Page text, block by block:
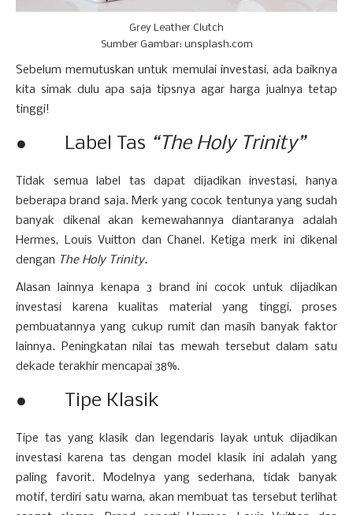
Grey Leather Clutch
Sumber Gambar: unsplash.com
Sebelum memutuskan untuk memulai investasi, ada baiknya
kita simak dulu apa saja tipsnya agar harga jualnya tetap
tinggi!
● Label Tas “The Holy Trinity”
Tidak semua label tas dapat dijadikan investasi, hanya
beberapa brand saja. Merk yang cocok tentunya yang sudah
banyak dikenal akan kemewahannya diantaranya adalah
Hermes, Louis Vuitton dan Chanel. Ketiga merk ini dikenal
dengan The Holy Trinity.
Alasan lainnya kenapa 3 brand ini cocok untuk dijadikan
investasi karena kualitas material yang tinggi, proses
pembuatannya yang cukup rumit dan masih banyak faktor
lainnya. Peningkatan nilai tas mewah tersebut dalam satu
dekade terakhir mencapai 38%.
● Tipe Klasik
Tipe tas yang klasik dan legendaris layak untuk dijadikan
investasi karena tas dengan model klasik ini adalah yang
paling favorit. Modelnya yang sederhana, tidak banyak
motif, terdiri satu warna, akan membuat tas tersebut terlihat